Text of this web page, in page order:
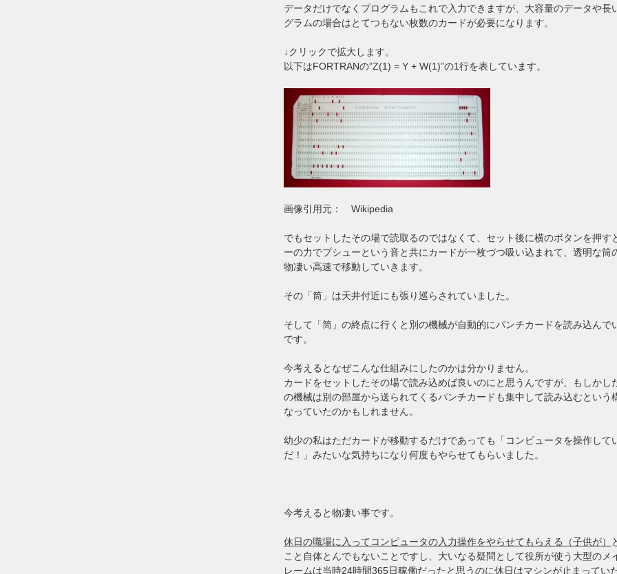
データだけでなくプログラムもこれで入力できますが、大容量のデータや長
グラムの場合はとてつもない枚数のカードが必要になります。
↓クリックで拡大します。
以下はFORTRANの”Z(1) = Y + W(1)”の1行を表しています。
画像引用元： Wikipedia
でもセットしたその場で読取るのではなくて、セット後に横のボタンを押す
ーの力でプシューという音と共にカードが一枚づつ吸い込まれて、透明な筒
物凄い高速で移動していきます。
その「筒」は天井付近にも張り巡らされていました。
そして「筒」の終点に行くと別の機械が自動的にパンチカードを読み込んで
です。
今考えるとなぜこんな仕組みにしたのかは分かりません。
カードをセットしたその場で読み込めば良いのにと思うんですが、もしかし
の機械は別の部屋から送られてくるパンチカードも集中して読み込むという
なっていたのかもしれません。
幼少の私はただカードが移動するだけであっても「コンピュータを操作して
だ！」みたいな気持ちになり何度もやらせてもらいました。
今考えると物凄い事です。
休日の職場に入ってコンピュータの入力操作をやらせてもらえる（子供が）
こと自体とんでもないことですし、大いなる疑問として役所が使う大型のメ
レームは当時24時間365日稼働だったと思うのに休日はマシンが止まってい